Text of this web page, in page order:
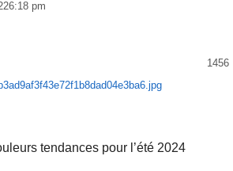
6:18 pm
1456
tendances pour l’été 2024